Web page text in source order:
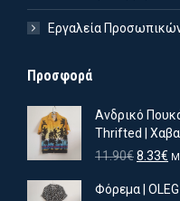
Εργαλεία
Προσφορά
Ανδρικό
Thrifted |
11.90€Original
was:
8.33€ Η
Φόρεμα |